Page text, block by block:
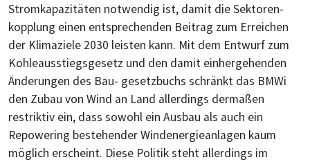
Stromkapazitäten notwendig ist, damit die Sektoren-
kopplung einen entsprechenden Beitrag zum Erreichen
der Klimaziele 2030 leisten kann. Mit dem Entwurf zum
Kohleausstiegsgesetz und den damit einhergehenden
Änderungen des Bau- gesetzbuchs schränkt das BMWi
den Zubau von Wind an Land allerdings dermaßen
restriktiv ein, dass sowohl ein Ausbau als auch ein
Repowering bestehender Windenergieanlagen kaum
möglich erscheint. Diese Politik steht allerdings im